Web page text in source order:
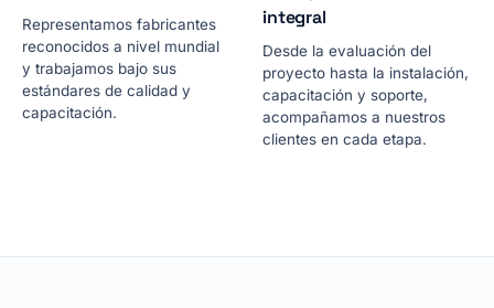
Representamos fabricantes
reconocidos a nivel mundial
y trabajamos bajo sus
estándares de calidad y
capacitación.
integral
Desde la evaluación del
proyecto hasta la instalación,
capacitación y soporte,
acompañamos a nuestros
clientes en cada etapa.